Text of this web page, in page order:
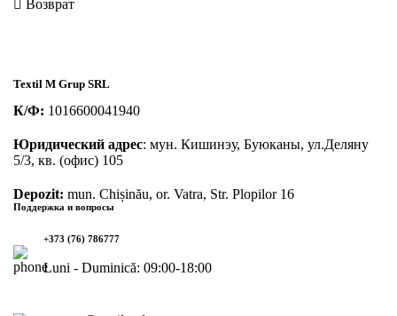
Возврат
Textil M Grup SRL
К/Ф: 1016600041940
Юридический адрес: мун. Кишинэу, Буюканы, ул.Деляну
5/3, кв. (офис) 105
Depozit: mun. Chișinău, or. Vatra, Str. Plopilor 16
Поддержка и вопросы
+373 (76) 786777
Luni - Duminică: 09:00-18:00